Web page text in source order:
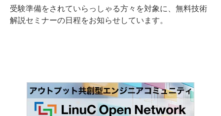
受験準備をされていらっしゃる方々を対象に、無料技術
解説セミナーの日程をお知らせしています。